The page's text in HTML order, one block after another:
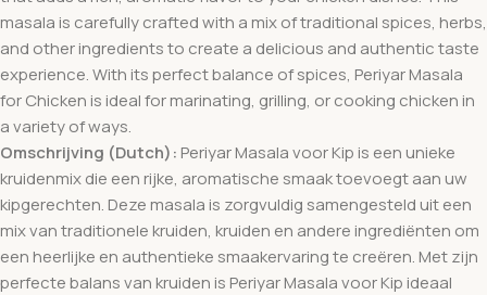
masala is carefully crafted with a mix of traditional spices, herbs,
and other ingredients to create a delicious and authentic taste
experience. With its perfect balance of spices, Periyar Masala
for Chicken is ideal for marinating, grilling, or cooking chicken in
a variety of ways.
Omschrijving (Dutch): Periyar Masala voor Kip is een unieke
kruidenmix die een rijke, aromatische smaak toevoegt aan uw
kipgerechten. Deze masala is zorgvuldig samengesteld uit een
mix van traditionele kruiden, kruiden en andere ingrediënten om
een heerlijke en authentieke smaakervaring te creëren. Met zijn
perfecte balans van kruiden is Periyar Masala voor Kip ideaal